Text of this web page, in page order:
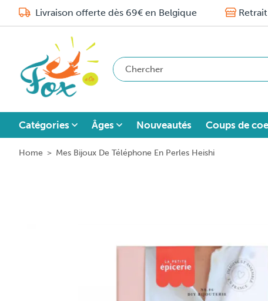
Livraison offerte dès 69€ en Belgique
Catégories Âges Nouveautés Coups de
Home > Mes Bijoux De Téléphone En Perles Heishi